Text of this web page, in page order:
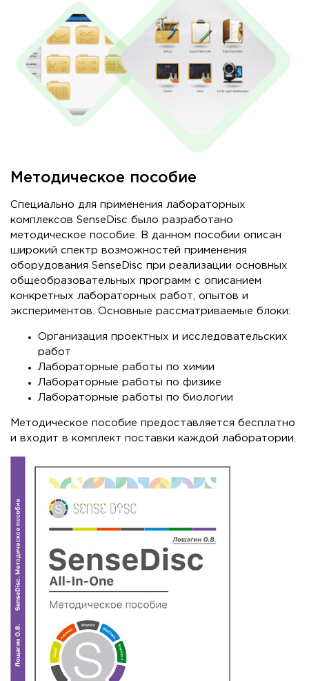
Методическое пособие
Специально для применения лабораторных
комплексов SenseDisc было разработано
методическое пособие. В данном пособии описан
широкий спектр возможностей применения
оборудования SenseDisc при реализации основных
общеобразовательных программ с описанием
конкретных лабораторных работ, опытов и
экспериментов. Основные рассматриваемые блоки:
Организация проектных и исследовательских
работ
Лабораторные работы по химии
Лабораторные работы по физике
Лабораторные работы по биологии
Методическое пособие предоставляется бесплатно
и входит в комплект поставки каждой лаборатории.